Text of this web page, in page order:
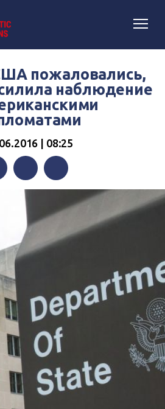
пожаловались,
наблюдение
| 08:25
TwitterTelegram